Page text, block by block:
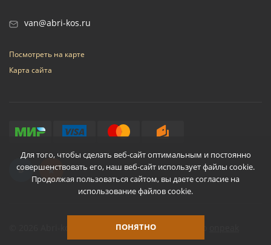
Для того, чтобы сделать веб-сайт оптимальным и постоянно
совершенствовать его, наш веб-сайт использует файлы cookie.
Продолжая пользоваться сайтом, вы даете согласие на
использование файлов cookie.
ПОНЯТНО
van@abri-kos.ru
Посмотреть на карте
Карта сайта
Разработано